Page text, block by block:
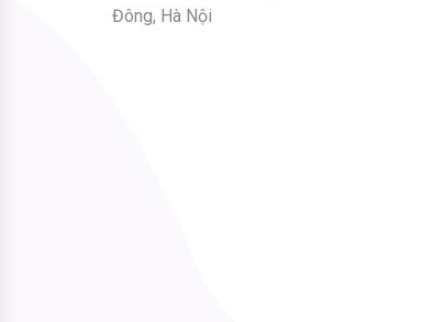
Đông, Hà Nội